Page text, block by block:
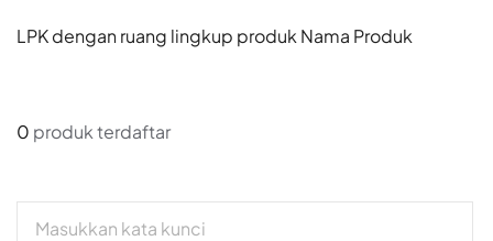
LPK dengan ruang lingkup produk Nama Produk
0 produk terdaftar